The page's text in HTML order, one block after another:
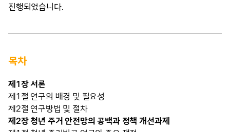
진행되었습니다.
목차
제1장 서론
제1절 연구의 배경 및 필요성
제2절 연구방법 및 절차
제2장 청년 주거 안전망의 공백과 정책 개선과제